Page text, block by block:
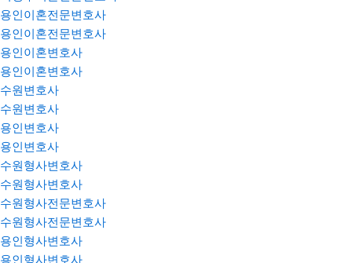
용인이혼전문변호사
용인이혼전문변호사
용인이혼변호사
용인이혼변호사
수원변호사
수원변호사
용인변호사
용인변호사
수원형사변호사
수원형사변호사
수원형사전문변호사
수원형사전문변호사
용인형사변호사
용인형사변호사